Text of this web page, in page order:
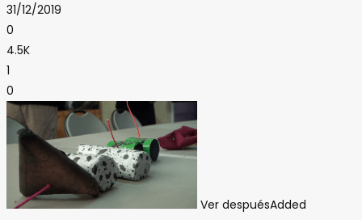
31/12/2019
0
4.5K
1
0
Ver despuésAdded